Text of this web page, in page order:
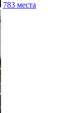
783 места